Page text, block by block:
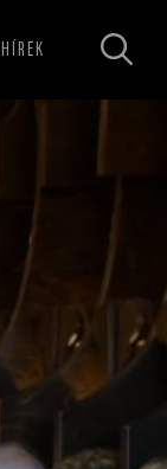
HÍREK